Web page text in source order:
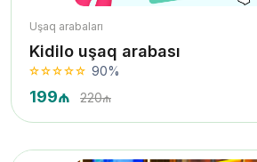
Uşaq arabaları
Kidilo uşaq arabası
90%
199₼ 220₼